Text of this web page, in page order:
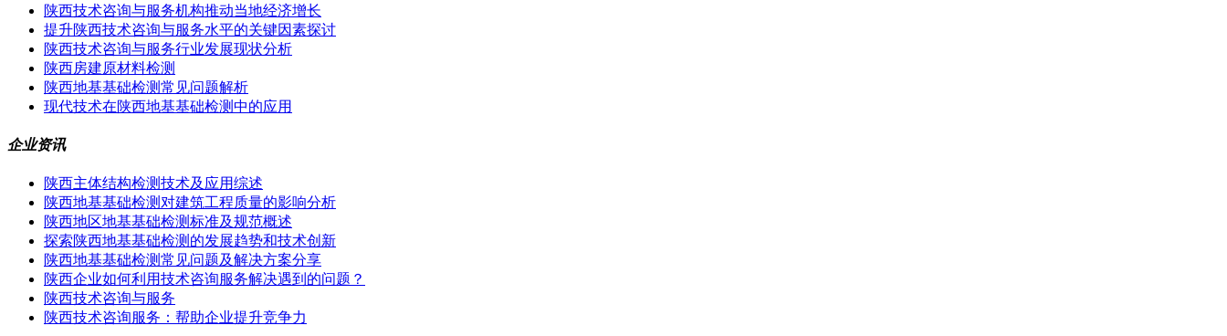
陕西技术咨询与服务机构推动当地经济增长
提升陕西技术咨询与服务水平的关键因素探讨
陕西技术咨询与服务行业发展现状分析
陕西房建原材料检测
陕西地基基础检测常见问题解析
现代技术在陕西地基基础检测中的应用
企业资讯
陕西主体结构检测技术及应用综述
陕西地基基础检测对建筑工程质量的影响分析
陕西地区地基基础检测标准及规范概述
探索陕西地基基础检测的发展趋势和技术创新
陕西地基基础检测常见问题及解决方案分享
陕西企业如何利用技术咨询服务解决遇到的问题？
陕西技术咨询与服务
陕西技术咨询服务：帮助企业提升竞争力